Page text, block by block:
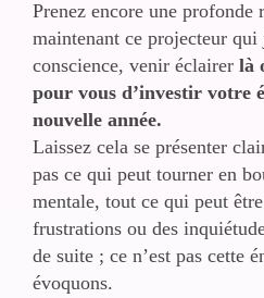
Prenez encore une profonde
maintenant ce projecteur
conscience, venir éclairer là
pour vous d’investir votre
nouvelle année.
Laissez cela se présenter
pas ce qui peut tourner en
mentale, tout ce qui peut
frustrations ou des
de suite ; ce n’est pas cette
évoquons.